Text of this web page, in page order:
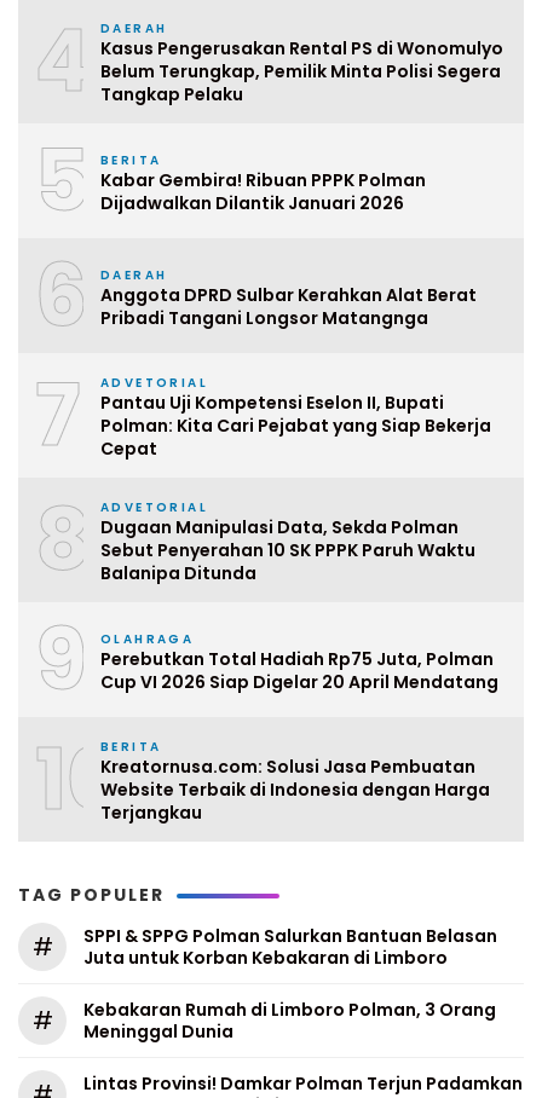
4 DAERAH
Kasus Pengerusakan Rental PS di Wonomulyo
Belum Terungkap, Pemilik Minta Polisi Segera
Tangkap Pelaku
5 BERITA
Kabar Gembira! Ribuan PPPK Polman
Dijadwalkan Dilantik Januari 2026
6 DAERAH
Anggota DPRD Sulbar Kerahkan Alat Berat
Pribadi Tangani Longsor Matangnga
7 ADVETORIAL
Pantau Uji Kompetensi Eselon II, Bupati
Polman: Kita Cari Pejabat yang Siap Bekerja
Cepat
8 ADVETORIAL
Dugaan Manipulasi Data, Sekda Polman
Sebut Penyerahan 10 SK PPPK Paruh Waktu
Balanipa Ditunda
9 OLAHRAGA
Perebutkan Total Hadiah Rp75 Juta, Polman
Cup VI 2026 Siap Digelar 20 April Mendatang
10BERITA
Kreatornusa.com: Solusi Jasa Pembuatan
Website Terbaik di Indonesia dengan Harga
Terjangkau
TAG POPULER
#
SPPI & SPPG Polman Salurkan Bantuan Belasan
Juta untuk Korban Kebakaran di Limboro
#
Kebakaran Rumah di Limboro Polman, 3 Orang
Meninggal Dunia
Lintas Provinsi! Damkar Polman Terjun Padamkan